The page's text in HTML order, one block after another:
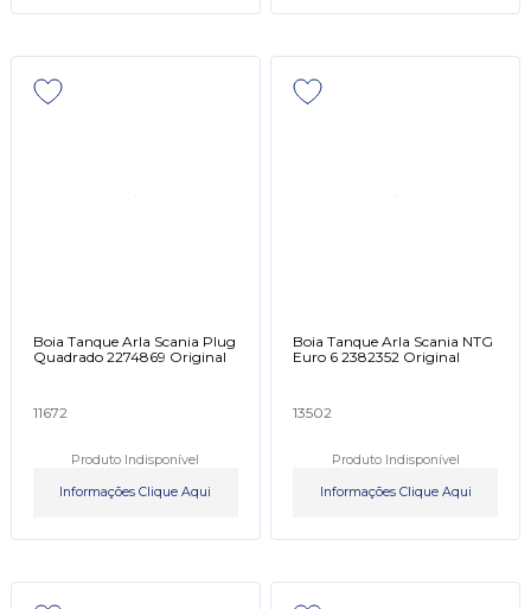
Boia Tanque Arla Scania Plug
Quadrado 2274869 Original
11672
Produto Indisponível
Informações Clique Aqui
Boia Tanque Arla Scania NTG
Euro 6 2382352 Original
13502
Produto Indisponível
Informações Clique Aqui